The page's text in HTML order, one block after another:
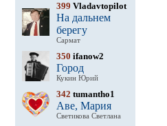
399 Vladavtopilot
На дальнем
берегу
Сармат
350 ifanow2
Город
Кукин Юрий
342 tumantho1
Аве, Мария
Светикова Светлана